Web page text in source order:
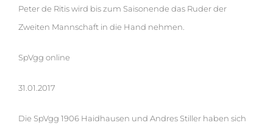
Peter de Ritis wird bis zum Saisonende das Ruder der
Zweiten Mannschaft in die Hand nehmen.
SpVgg online
31.01.2017
Die SpVgg 1906 Haidhausen und Andres Stiller haben sich